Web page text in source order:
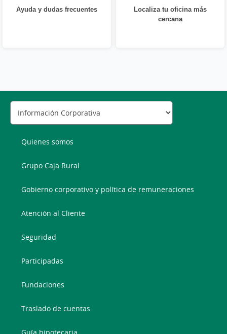
Ayuda y dudas frecuentes
Localiza tu oficina más
cercana
Quienes somos
Grupo Caja Rural
Gobierno corporativo y política de remuneraciones
Atención al Cliente
Seguridad
Participadas
Fundaciones
Traslado de cuentas
Guía hipotecaria